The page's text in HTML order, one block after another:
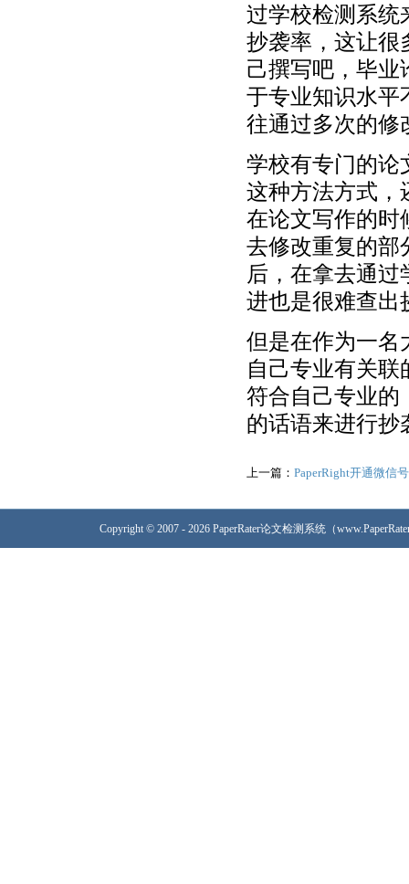
过学校检测系统
抄袭率，这让很
己撰写吧，毕业
于专业知识水平
往通过多次的修
学校有专门的论
这种方法方式，
在论文写作的时
去修改重复的部
后，在拿去通
进也是很难查出
但是在作为一名
自己专业有关
符合自己专业的
的话语来进行抄
上一篇： PaperRight开通微信
Copyright © 2007 - 2026 PaperRater论文检测系统（